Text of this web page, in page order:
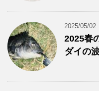
2025/05/02
2025春
ダイの